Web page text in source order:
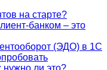
на старте?
банком – это
(ЭДО) в 1С
ли это?